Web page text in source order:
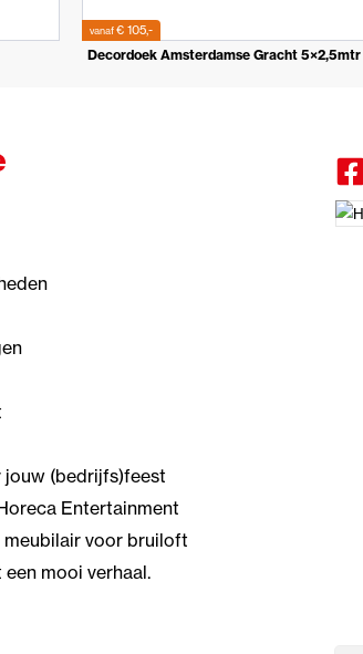
vanaf€ 105,-
Decordoek Amsterdamse Gracht 5×2,5mtr
(bedrijfs)feest
Entertainment
voor bruiloft
mooi verhaal.